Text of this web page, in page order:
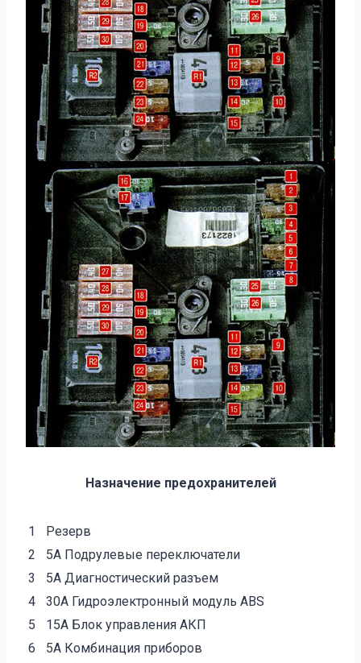
Назначение предохранителей
1
Резерв
2
5А Подрулевые переключатели
3
5А Диагностический разъем
4
30А Гидроэлектронный модуль ABS
5
15А Блок управления АКП
6
5А Комбинация приборов